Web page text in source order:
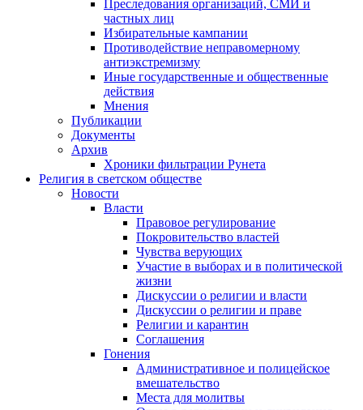
Преследования организаций, СМИ и
частных лиц
Избирательные кампании
Противодействие неправомерному
антиэкстремизму
Иные государственные и общественные
действия
Мнения
Публикации
Документы
Архив
Хроники фильтрации Рунета
Религия в светском обществе
Новости
Власти
Правовое регулирование
Покровительство властей
Чувства верующих
Участие в выборах и в политической
жизни
Дискуссии о религии и власти
Дискуссии о религии и праве
Религии и карантин
Соглашения
Гонения
Административное и полицейское
вмешательство
Места для молитвы